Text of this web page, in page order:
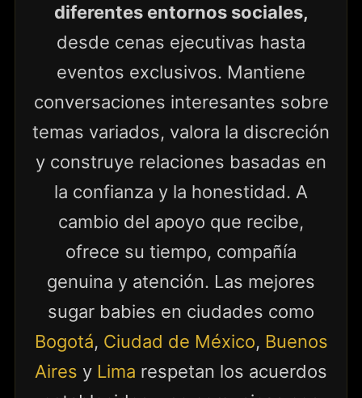
diferentes entornos sociales,
desde cenas ejecutivas hasta
eventos exclusivos. Mantiene
conversaciones interesantes sobre
temas variados, valora la discreción
y construye relaciones basadas en
la confianza y la honestidad. A
cambio del apoyo que recibe,
ofrece su tiempo, compañía
genuina y atención. Las mejores
sugar babies en ciudades como
Bogotá, Ciudad de México, Buenos
Aires y Lima respetan los acuerdos